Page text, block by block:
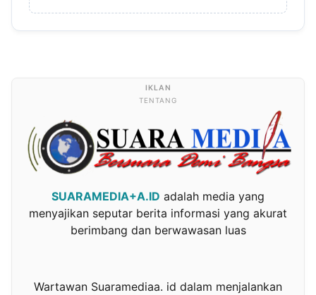
TENTANG
SUARAMEDIA+A.ID adalah media yang
menyajikan seputar berita informasi yang akurat
berimbang dan berwawasan luas
Wartawan Suaramediaa. id dalam menjalankan